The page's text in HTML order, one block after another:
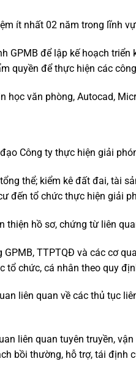
ít nhất 02 năm trong lĩnh
GPMB để lập kế hoạch
quyền để thực hiện các
học văn phòng, Autocad,
Công ty thực hiện giải
thể; kiểm kê đất đai, tài
đến tổ chức thực hiện giải
thiện hồ sơ, chứng từ liên
TTPTQĐ và các cơ
tổ chức, cá nhân theo quy
liên quan về các thủ tục
liên quan tuyên truyền,
bồi thường, hỗ trợ, tái